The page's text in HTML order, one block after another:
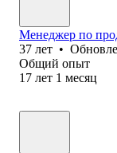
Менеджер по
37 лет •
Общий опыт
17 лет 1 месяц